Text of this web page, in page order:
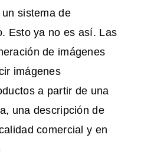
sistema de
Esto ya no es así. Las
de imágenes
imágenes
a partir de una
una descripción de
comercial y en